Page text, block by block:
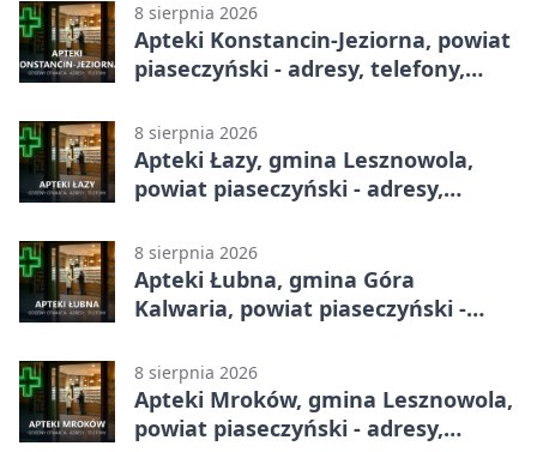
8 sierpnia 2026
Apteki Konstancin-Jeziorna, powiat
piaseczyński - adresy, telefony,
8 sierpnia 2026
Apteki Łazy, gmina Lesznowola,
powiat piaseczyński - adresy,
8 sierpnia 2026
Apteki Łubna, gmina Góra
Kalwaria, powiat piaseczyński -
8 sierpnia 2026
Apteki Mroków, gmina Lesznowola,
powiat piaseczyński - adresy,